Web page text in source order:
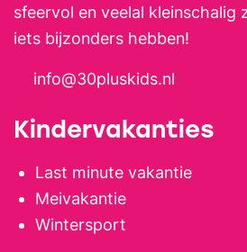
een paradijs voor
Kinderen hebben hier
zich bij de zwembaden
kreek of ontdekken
samen met nieuwe
vakantievriendjes.
waardoor jij als ouder
sfeervol en veelal kleinschalig
iets bijzonders hebben!
info@30pluskids.nl
Kindervakanties
Last minute vakantie
Meivakantie
Wintersport